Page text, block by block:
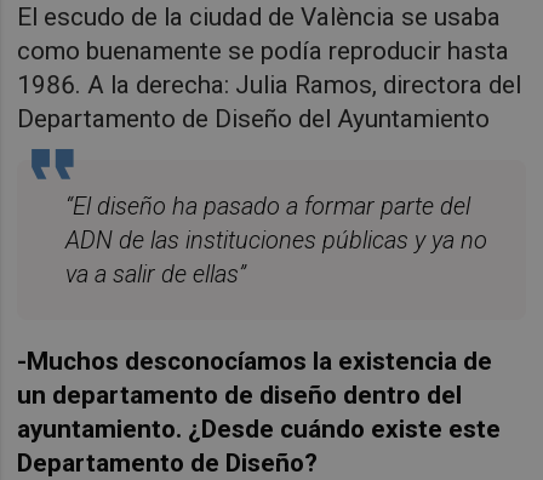
El escudo de la ciudad de València se usaba
como buenamente se podía reproducir hasta
1986. A la derecha: Julia Ramos, directora del
Departamento de Diseño del Ayuntamiento
“El diseño ha pasado a formar parte del
ADN de las instituciones públicas y ya no
va a salir de ellas”
-Muchos desconocíamos la existencia de
un departamento de diseño dentro del
ayuntamiento. ¿Desde cuándo existe este
Departamento de Diseño?